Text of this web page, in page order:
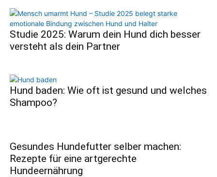
Studie 2025: Warum dein Hund dich besser
versteht als dein Partner
Hund baden: Wie oft ist gesund und welches
Shampoo?
Gesundes Hundefutter selber machen:
Rezepte für eine artgerechte
Hundeernährung